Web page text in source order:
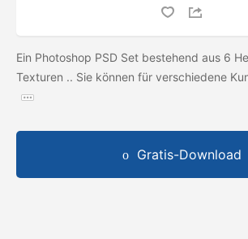
Ein Photoshop PSD Set bestehend aus 6
Texturen .. Sie können für verschiedene
Gratis-Download